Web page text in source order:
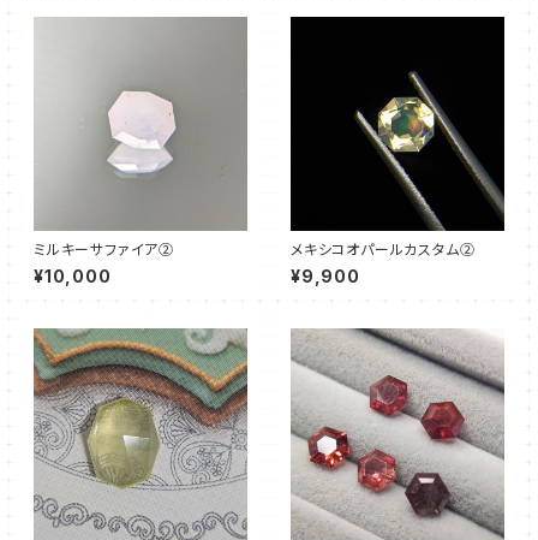
ミルキーサファイア②
¥10,000
メキシコオパールカスタム②
¥9,900